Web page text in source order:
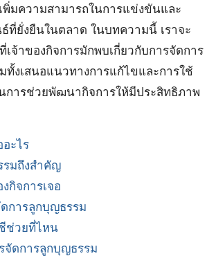
พิ่มความสามารถในการแข่งขันและ
ที่ยั่งยืนในตลาด ในบทความนี้ เราจะ
เจ้าของกิจการมักพบเกี่ยวกับการจัดการ
ทั้งเสนอแนวทางการแก้ไขและการใช้
การช่วยพัฒนากิจการให้มีประสิทธิภาพ
ะไร
มถึงสำคัญ
กิจการเจอ
การลูกบุญธรรม
ช่วยที่ไหน
จัดการลูกบุญธรรม